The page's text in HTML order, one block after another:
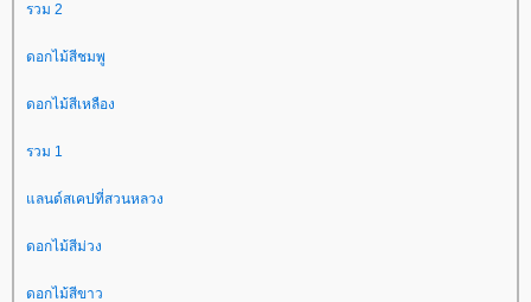
รวม 2
ดอกไม้สีชมพู
ดอกไม้สีเหลือง
รวม 1
ลนด์สเคปที่สวนหลวง
ดอกไม้สีม่วง
ดอกไม้สีขาว